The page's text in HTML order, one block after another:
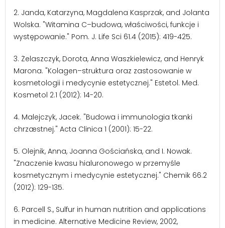
2. Janda, Katarzyna, Magdalena Kasprzak, and Jolanta
Wolska. "Witamina C–budowa, właściwości, funkcje i
występowanie." Pom. J. Life Sci 61.4 (2015): 419-425.
3. Żelaszczyk, Dorota, Anna Waszkielewicz, and Henryk
Marona. "Kolagen–struktura oraz zastosowanie w
kosmetologii i medycynie estetycznej." Estetol. Med.
Kosmetol 2.1 (2012): 14-20.
4. Malejczyk, Jacek. "Budowa i immunologia tkanki
chrzæstnej." Acta Clinica 1 (2001): 15-22.
5. Olejnik, Anna, Joanna Gościańska, and I. Nowak.
"Znaczenie kwasu hialuronowego w przemyśle
kosmetycznym i medycynie estetycznej." Chemik 66.2
(2012): 129-135.
6. Parcell S., Sulfur in human nutrition and applications
in medicine. Alternative Medicine Review, 2002,